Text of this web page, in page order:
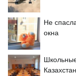
Не
окна